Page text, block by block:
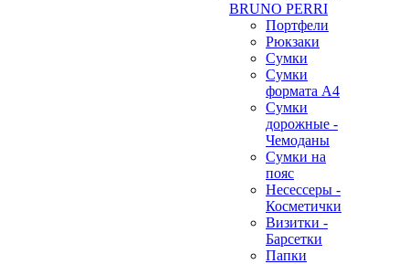
BRUNO PERRI
Портфели
Рюкзаки
Сумки
Сумки
формата А4
Сумки
дорожные -
Чемоданы
Сумки на
пояс
Несессеры -
Косметички
Визитки -
Барсетки
Папки